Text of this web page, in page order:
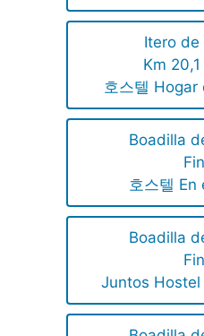
Itero de
Km
호스텔
Boadilla
호스텔 En
Boadilla
Juntos